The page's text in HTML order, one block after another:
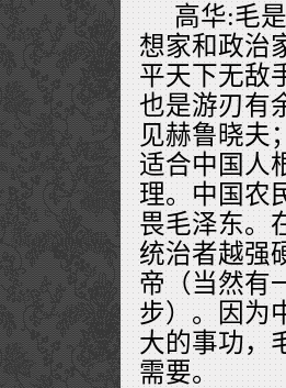
高华:毛
想家和政治
平天下无敌
也是游刃有
见赫鲁晓夫
适合中国人
理。中国农
畏毛泽东。
统治者越强
帝（当然有
步）。因为
大的事功，
需要。